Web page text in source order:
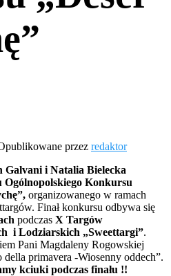
przez redaktor
Galvani i Natalia Bielecka
Ogólnopolskiego Konkursu
organizowanego w ramach
Finał konkursu odbywa się
podczas X Targów
i Lodziarskich „Sweettargi”.
Pani Magdaleny Rogowskiej
della primavera -Wiosenny oddech”.
kciuki podczas finału !!